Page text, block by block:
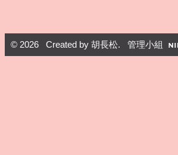
© 2026 Created by 胡長松. 管理小組